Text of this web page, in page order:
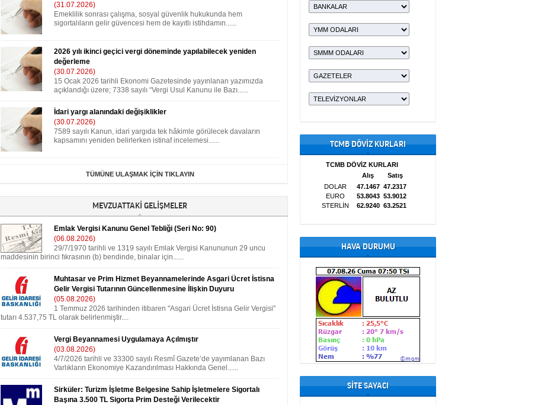
(31.07.2026)
Emeklilik sonrası çalışma, sosyal güvenlik hukukunda hem
sigortalıların gelir güvencesi hem de kayıtlı istihdamın......
2026 yılı ikinci geçici vergi döneminde yapılabilecek yeniden
değerleme
(30.07.2026)
15 Ocak 2026 tarihli Ekonomi Gazetesinde yayınlanan yazımızda
açıklandığı üzere; 7338 sayılı “Vergi Usul Kanunu ile Bazı......
İdari yargı alanındaki değişiklikler
(30.07.2026)
7589 sayılı Kanun, idari yargıda tek hâkimle görülecek davaların
kapsamını yeniden belirlerken istinaf incelemesi......
TÜMÜNE ULAŞMAK İÇİN TIKLAYIN
MEVZUATTAKİ GELİŞMELER
Emlak Vergisi Kanunu Genel Tebliği (Seri No: 90)
(06.08.2026)
29/7/1970 tarihli ve 1319 sayılı Emlak Vergisi Kanununun 29 uncu
maddesinin birinci fıkrasının (b) bendinde, binalar için......
Muhtasar ve Prim Hizmet Beyannamelerinde Asgari Ücret İstisna
Gelir Vergisi Tutarının Güncellenmesine İlişkin Duyuru
(05.08.2026)
1 Temmuz 2026 tarihinden itibaren "Asgari Ücret İstisna Gelir Vergisi"
tutarı 4.537,75 TL olarak belirlenmiştir....
Vergi Beyannamesi Uygulamaya Açılmıştır
(03.08.2026)
4/7/2026 tarihli ve 33300 sayılı Resmî Gazete’de yayımlanan Bazı
Varlıkların Ekonomiye Kazandırılması Hakkında Genel......
Sirküler: Turizm İşletme Belgesine Sahip İşletmelere Sigortalı
Başına 3.500 TL Sigorta Prim Desteği Verilecektir
TCMB DÖVİZ KURLARI
HAVA DURUMU
SİTE SAYACI